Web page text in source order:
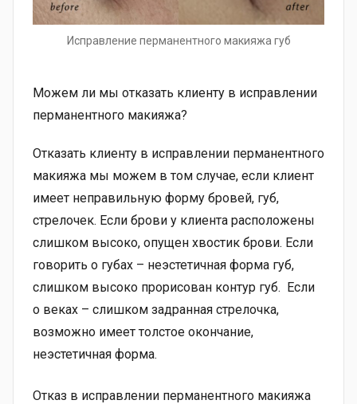
Исправление перманентного макияжа губ
Можем ли мы отказать клиенту в исправлении
перманентного макияжа?
Отказать клиенту в исправлении перманентного
макияжа мы можем в том случае, если клиент
имеет неправильную форму бровей, губ,
стрелочек. Если брови у клиента расположены
слишком высоко, опущен хвостик брови. Если
говорить о губах – неэстетичная форма губ,
слишком высоко прорисован контур губ. Если
о веках – слишком задранная стрелочка,
возможно имеет толстое окончание,
неэстетичная форма.
Отказ в исправлении перманентного макияжа